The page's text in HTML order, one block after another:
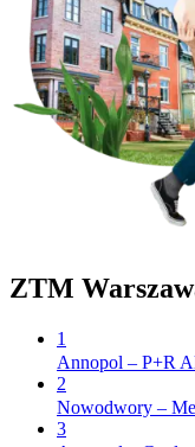
ZTM
1
Annopol – P+R
2
Nowodwory –
3